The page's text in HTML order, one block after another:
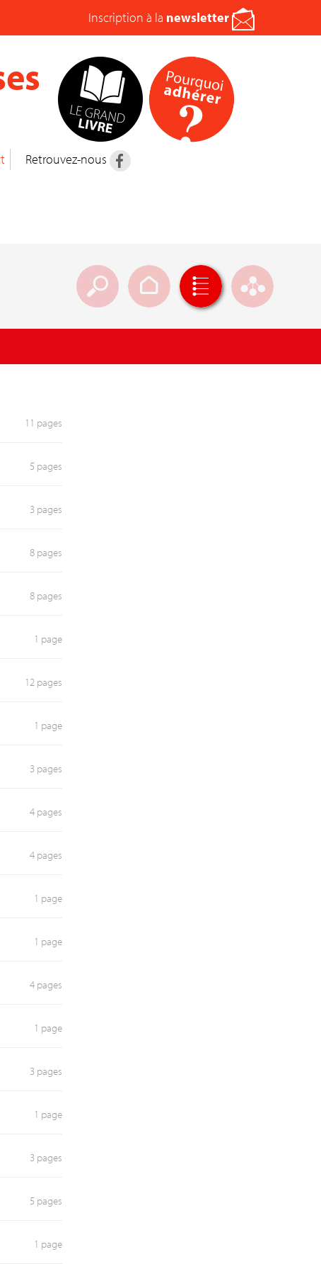
Inscription à la newsletter
Retrouvez-nous
11 pages
5 pages
3 pages
8 pages
8 pages
1 page
12 pages
1 page
3 pages
4 pages
4 pages
1 page
1 page
4 pages
1 page
3 pages
1 page
3 pages
5 pages
1 page